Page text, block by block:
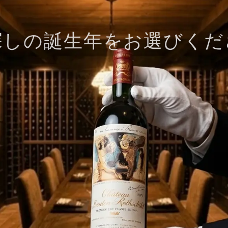
の誕生年をお選びく